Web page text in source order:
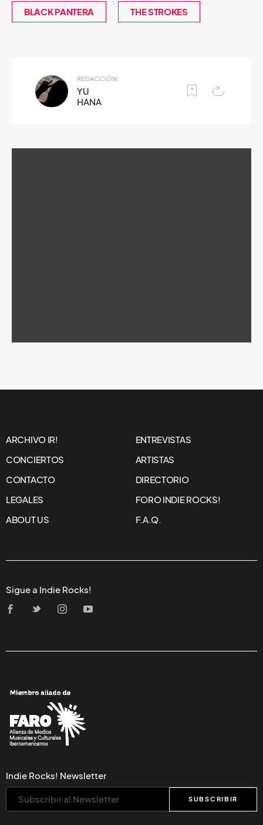
BLACK PANTERA THE STROKES
REDACCIÓN:
YU
HANA
ARCHIVO IR!
ENTREVISTAS
CONCIERTOS
ARTISTAS
CONTACTO
DIRECTORIO
LEGALES
FORO INDIE ROCKS!
ABOUT US
F.A.Q.
Sigue a Indie Rocks!
Indie Rocks! Newsletter